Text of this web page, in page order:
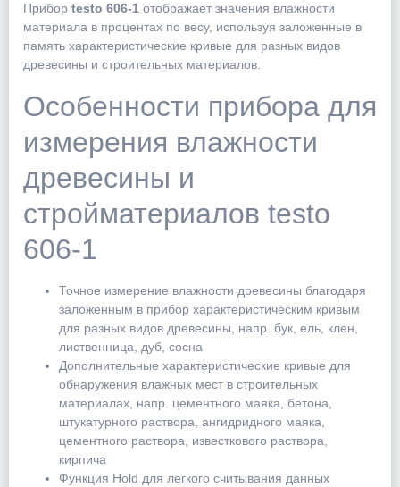
Прибор testo 606-1 отображает значения влажности
материала в процентах по весу, используя заложенные в
память характеристические кривые для разных видов
древесины и строительных материалов.
Особенности прибора для
измерения влажности
древесины и
стройматериалов testo
606-1
Точное измерение влажности древесины благодаря
заложенным в прибор характеристическим кривым
для разных видов древесины, напр. бук, ель, клен,
лиственница, дуб, сосна
Дополнительные характеристические кривые для
обнаружения влажных мест в строительных
материалах, напр. цементного маяка, бетона,
штукатурного раствора, ангидридного маяка,
цементного раствора, известкового раствора,
кирпича
Функция Hold для легкого считывания данных